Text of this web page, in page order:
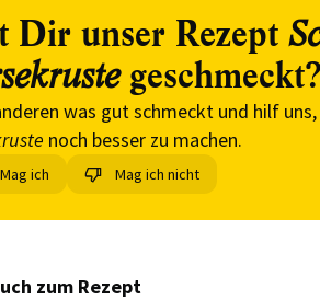
Dir unser Rezept
geschmeckt?
was gut schmeckt und hilf
noch besser zu machen.
Mag ich Mag ich nicht
zum Rezept